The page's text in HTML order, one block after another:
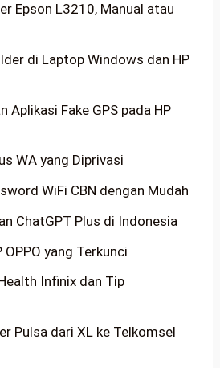
Epson L3210, Manual atau
di Laptop Windows dan HP
Aplikasi Fake GPS pada HP
WA yang Diprivasi
WiFi CBN dengan Mudah
ChatGPT Plus di Indonesia
OPPO yang Terkunci
Infinix dan Tip
Pulsa dari XL ke Telkomsel